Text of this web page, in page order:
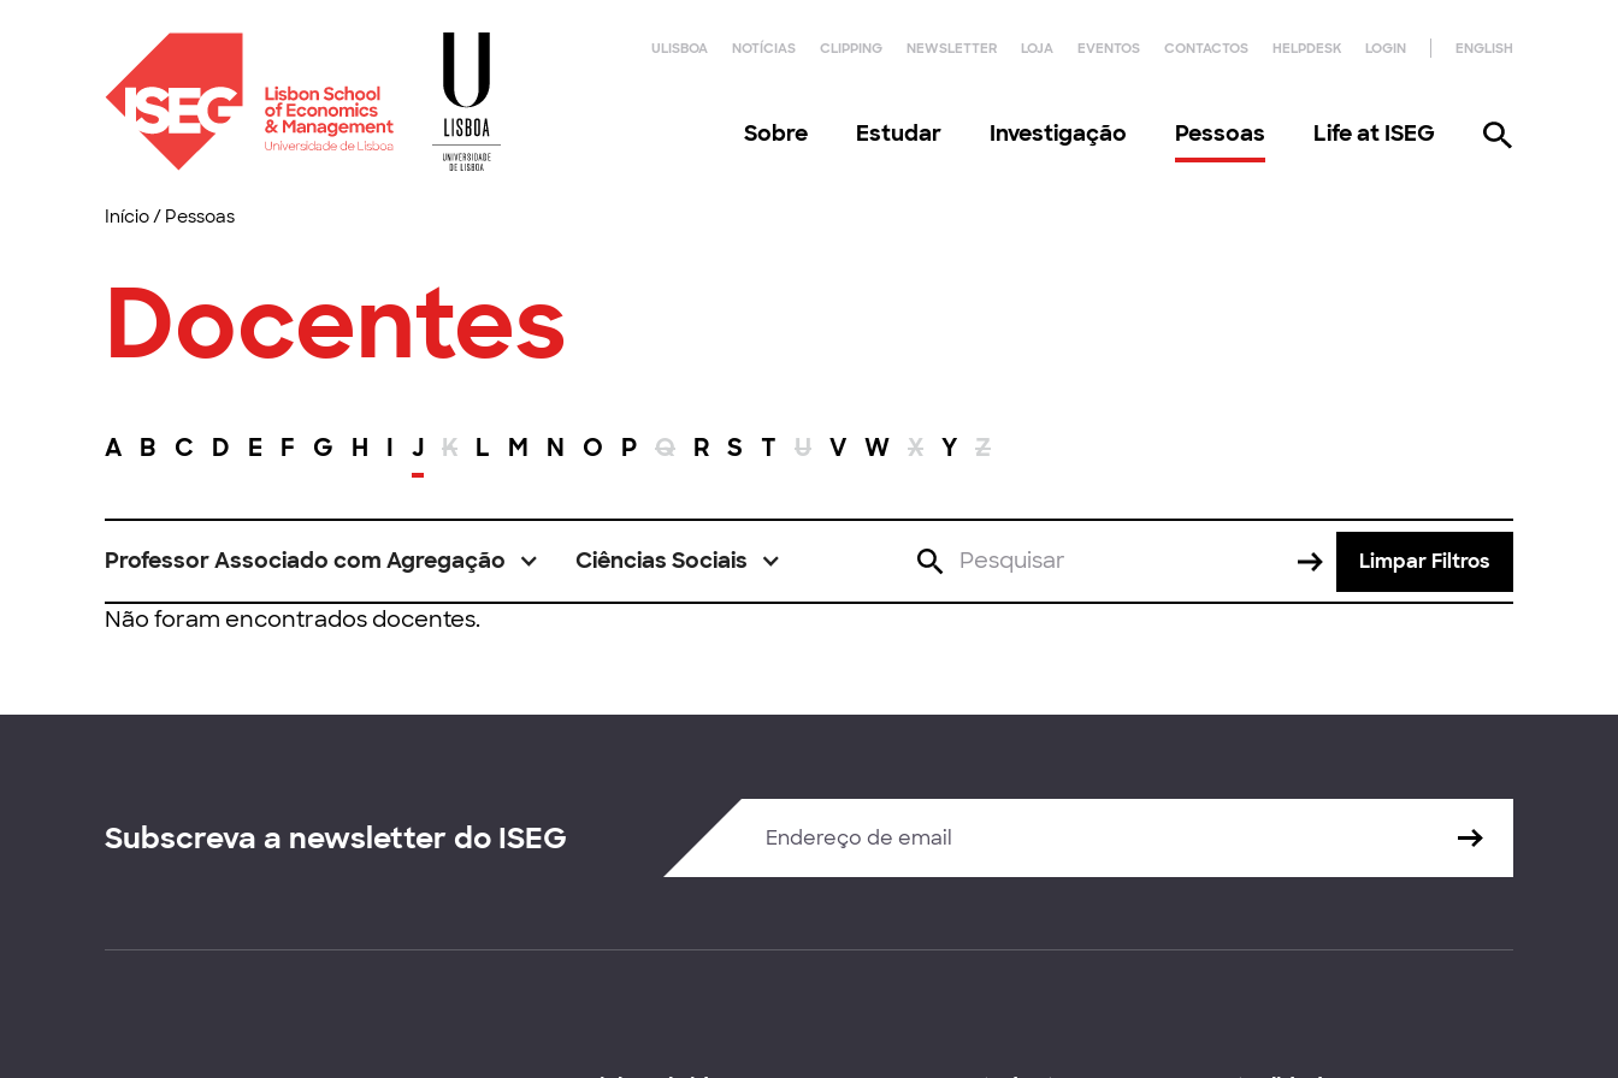
ULISBOA NOTÍCIAS CLIPPING NEWSLETTER LOJA EVENTOS CONTACTOS HELPDESK LOGIN ENGLISH
Sobre Estudar Investigação Pessoas Life at ISEG
Início/ Pessoas
Docentes
A B C D E F G H I J K L M N O P Q R S T U V W X Y Z
Professor Associado com Agregação Ciências Sociais Limpar Filtros
Não foram encontrados docentes.
Subscreva a newsletter do ISEG